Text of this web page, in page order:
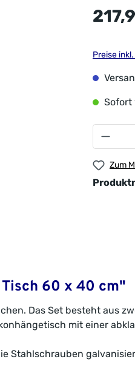
Preise
Sofort
Zum
60 x 40 cm"
Das Set besteht aus
mit einer
Stahlschrauben